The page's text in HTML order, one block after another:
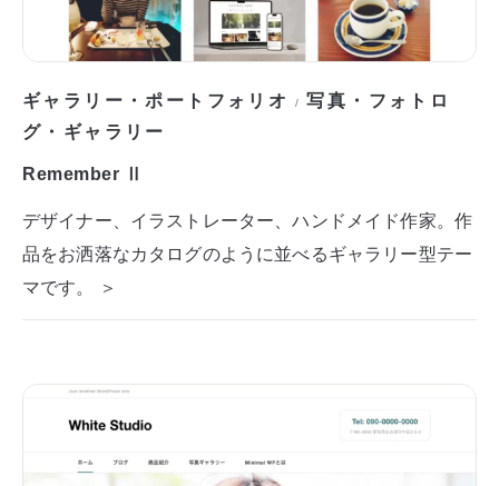
ギャラリー・ポートフォリオ /写真・フォトロ
グ・ギャラリー
Remember Ⅱ
デザイナー、イラストレーター、ハンドメイド作家。作
品をお洒落なカタログのように並べるギャラリー型テー
マです。 ＞